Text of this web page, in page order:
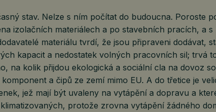
stav. Nelze s ním počítat do budoucna. Poroste
izolačních materiálech a po stavebních pracích, a s
materiálu tvrdí, že jsou připraveni dodávat,
kapacit a nedostatek volných pracovních sil; trvá
na kolik přijdou ekologická a sociální cla na dovoz
a čipů ze zemí mimo EU. A do třetice je
jež mají být uvaleny na vytápění a dopravu a
protože zrovna vytápění žádného